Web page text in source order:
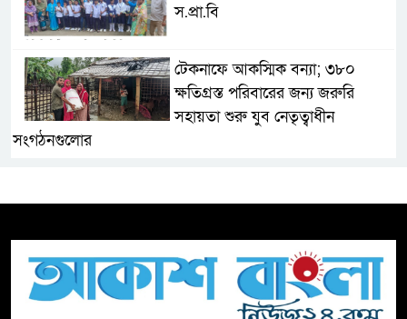
স.প্রা.বি
টেকনাফে আকস্মিক বন্যা; ৩৮০
ক্ষতিগ্রস্ত পরিবারের জন্য জরুরি
সহায়তা শুরু যুব নেতৃত্বাধীন
সংগঠনগুলোর
টিকটকে অশালীন কনটেন্ট ও অনলাইন
হয়রানির অভিযোগে ব্রাহ্মণবাড়িয়ায়